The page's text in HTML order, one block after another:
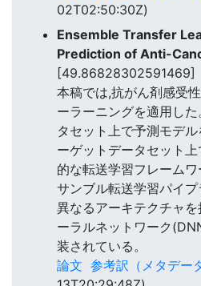
02T02:50:30Z)
Ensemble Transfer
Prediction of Anti-
[49.86828302591469]
本稿では,抗がん剤感受
ーラーニングを適用し
タセット上で予測モデ
ーゲットデータセット
的な転送学習フレーム
サンブル転送学習パイ
異なるアーキテクチャ
ーラルネットワーク
装されている。
論文 参考訳（メタデー